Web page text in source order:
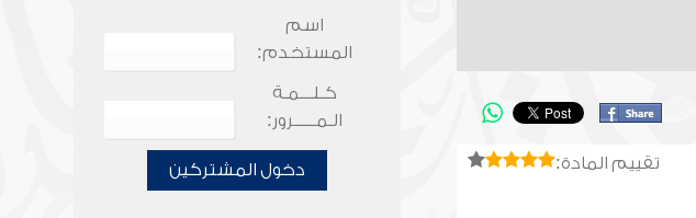
تقييم المادة:
اسم
المستخدم:
كـلـــمـة
الـمـــــرور:
دخول المشتركين